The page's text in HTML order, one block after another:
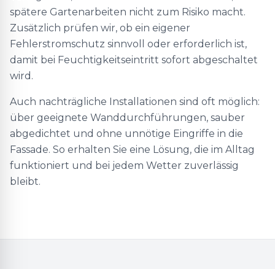
spätere Gartenarbeiten nicht zum Risiko macht.
Zusätzlich prüfen wir, ob ein eigener
Fehlerstromschutz sinnvoll oder erforderlich ist,
damit bei Feuchtigkeitseintritt sofort abgeschaltet
wird.
Auch nachträgliche Installationen sind oft möglich:
über geeignete Wanddurchführungen, sauber
abgedichtet und ohne unnötige Eingriffe in die
Fassade. So erhalten Sie eine Lösung, die im Alltag
funktioniert und bei jedem Wetter zuverlässig
bleibt.